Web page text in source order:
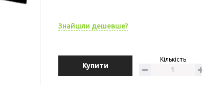
Знайшли дешевше?
Купити
Кількість